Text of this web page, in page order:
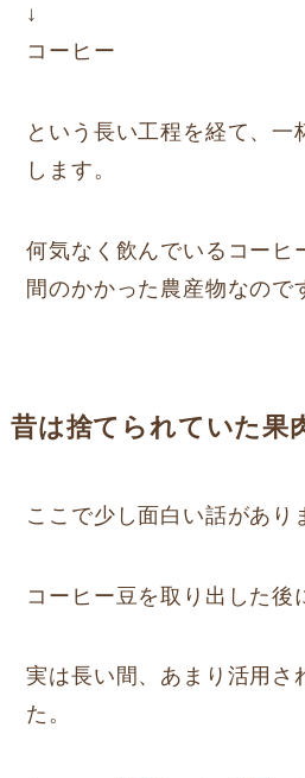
↓
コーヒー
という長い工程を経て、一
します。
何気なく飲んでいるコーヒ
間のかかった農産物なので
昔は捨てられていた果
ここで少し面白い話があり
コーヒー豆を取り出した後
実は長い間、あまり活用さ
た。